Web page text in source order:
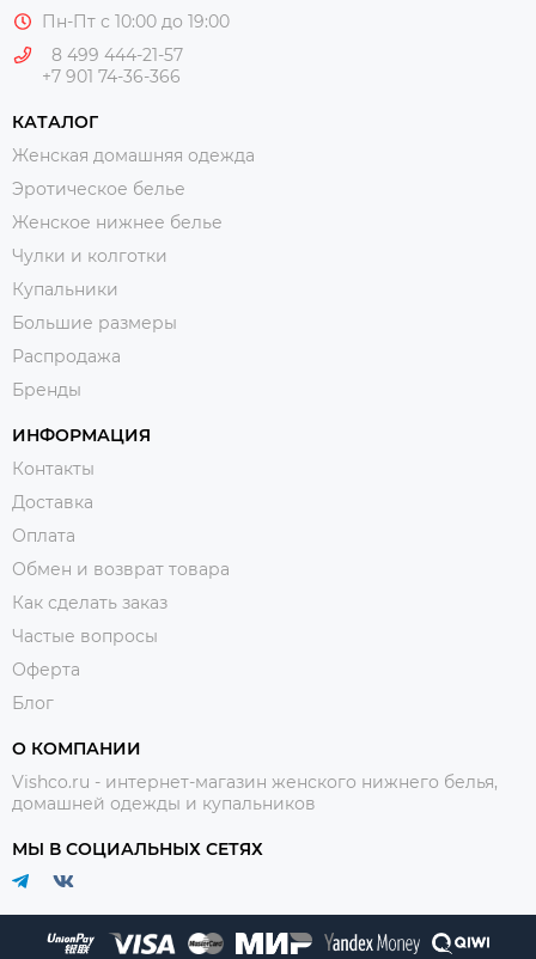
Пн-Пт с 10:00 до 19:00
8 499 444-21-57
+7 901 74-36-366
КАТАЛОГ
Женская домашняя одежда
Эротическое белье
Женское нижнее белье
Чулки и колготки
Купальники
Большие размеры
Распродажа
Бренды
ИНФОРМАЦИЯ
Контакты
Доставка
Оплата
Обмен и возврат товара
Как сделать заказ
Частые вопросы
Оферта
Блог
О КОМПАНИИ
Vishco.ru - интернет-магазин женского нижнего белья,
домашней одежды и купальников
МЫ В СОЦИАЛЬНЫХ СЕТЯХ